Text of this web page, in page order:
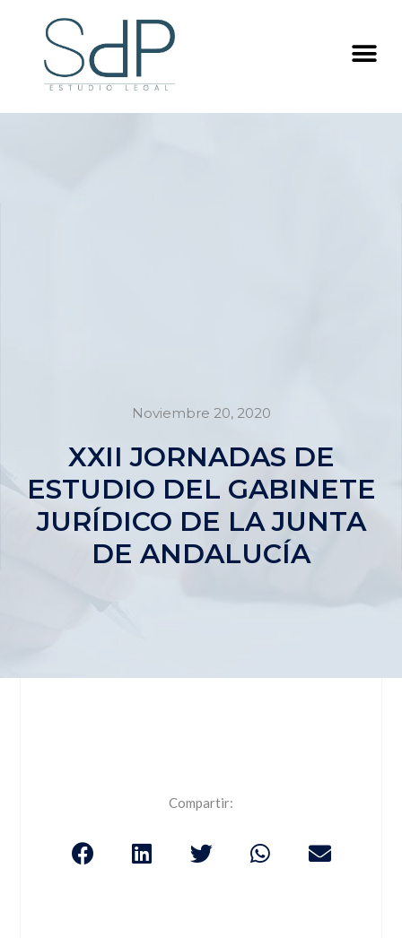
Noviembre 20, 2020
XXII JORNADAS DE
ESTUDIO DEL GABINETE
JURÍDICO DE LA JUNTA
DE ANDALUCÍA
Compartir: